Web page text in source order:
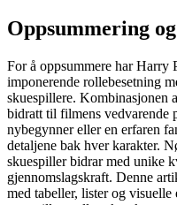
Oppsummering
For å oppsummere har Harry
imponerende rollebesetning
skuespillere. Kombinasjonen
bidratt til filmens vedvarende
nybegynner eller en erfaren
detaljene bak hver karakter.
skuespiller bidrar med unike
gjennomslagskraft. Denne
med tabeller, lister og visuelle